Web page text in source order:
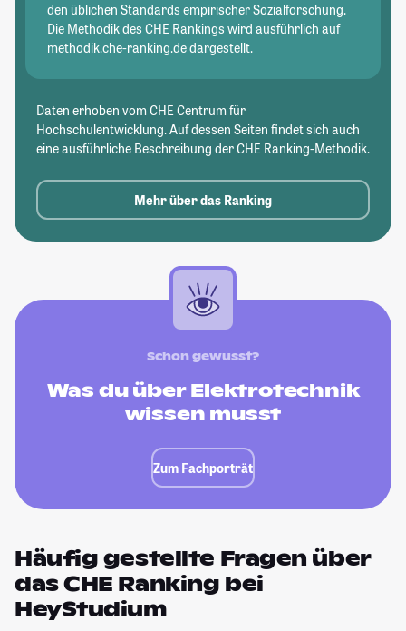
den üblichen Standards empirischer Sozialforschung.
Die Methodik des CHE Rankings wird ausführlich auf
methodik.che-ranking.de dargestellt.
Daten erhoben vom CHE Centrum für
Hochschulentwicklung. Auf dessen Seiten findet sich auch
eine ausführliche Beschreibung der CHE Ranking-Methodik.
Mehr über das Ranking
Schon gewusst?
Was du über Elektrotechnik
wissen musst
Zum Fachporträt
Häufig gestellte Fragen über
das CHE Ranking bei
HeyStudium